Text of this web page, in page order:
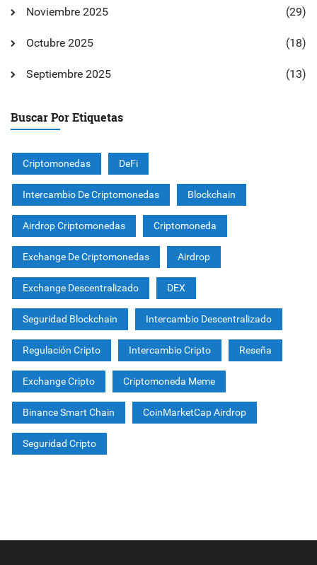
Noviembre 2025 (29)
Octubre 2025 (18)
Septiembre 2025 (13)
Buscar Por Etiquetas
Criptomonedas DeFi
Intercambio De Criptomonedas Blockchain
Airdrop Criptomonedas Criptomoneda
Exchange De Criptomonedas Airdrop
Exchange Descentralizado DEX
Seguridad Blockchain Intercambio Descentralizado
Regulación Cripto Intercambio Cripto Reseña
Exchange Cripto Criptomoneda Meme
Binance Smart Chain CoinMarketCap Airdrop
Seguridad Cripto